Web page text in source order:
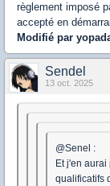
règlement imposé
accepté en
Modifié par
Sendel
13 oct. 2025
@Senel :
Et j'en
qualificatifs